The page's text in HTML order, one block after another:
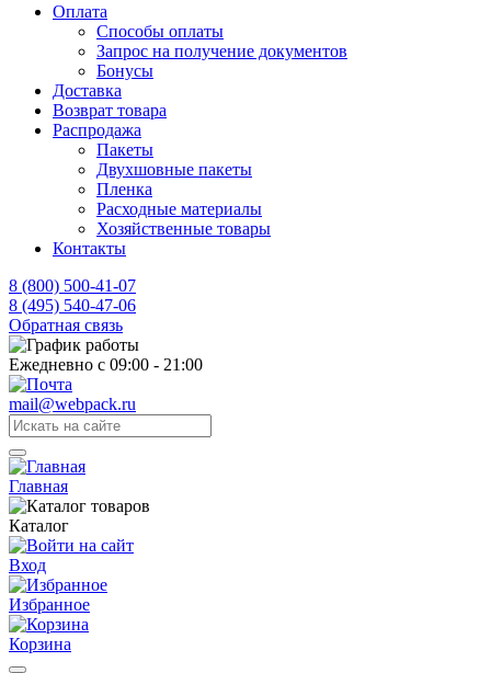
Оплата
Способы оплаты
Запрос на получение документов
Бонусы
Доставка
Возврат товара
Распродажа
Пакеты
Двухшовные пакеты
Пленка
Расходные материалы
Хозяйственные товары
Контакты
8 (800) 500-41-07
8 (495) 540-47-06
Обратная связь
Ежедневно с 09:00 - 21:00
mail@webpack.ru
Главная
Каталог
Вход
Избранное
Корзина